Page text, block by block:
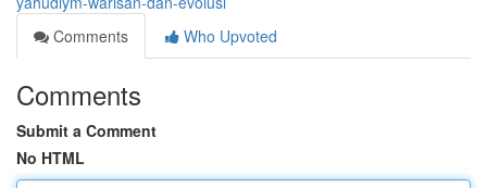
Comments
Who Upvoted
Comments
Submit a Comment
No HTML